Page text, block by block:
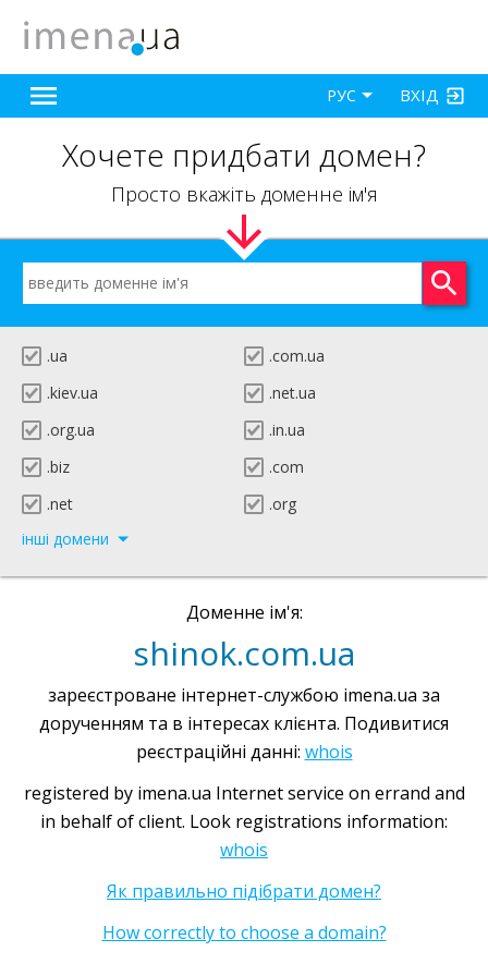
ВХІД
РУС
Хочете придбати домен?
Просто вкажіть доменне ім'я
.ua
.com.ua
.kiev.ua
.net.ua
.org.ua
.in.ua
.biz
.com
.net
.org
інші домени
Доменне ім'я:
shinok.com.ua
зареєстроване інтернет-службою imena.ua за
дорученням та в інтересах клієнта. Подивитися
реєстраційні данні: whois
registered by imena.ua Internet service on errand and
in behalf of client. Look registrations information:
whois
Як правильно підібрати домен?
How correctly to choose a domain?